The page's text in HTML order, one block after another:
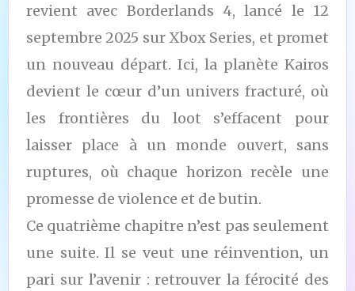
revient avec Borderlands 4, lancé le 12
septembre 2025 sur Xbox Series, et promet
un nouveau départ. Ici, la planète Kairos
devient le cœur d’un univers fracturé, où
les frontières du loot s’effacent pour
laisser place à un monde ouvert, sans
ruptures, où chaque horizon recèle une
promesse de violence et de butin.
Ce quatrième chapitre n’est pas seulement
une suite. Il se veut une réinvention, un
pari sur l’avenir : retrouver la férocité des